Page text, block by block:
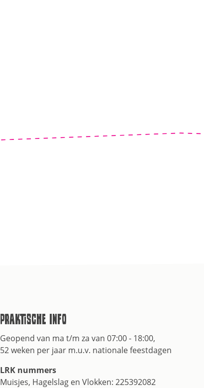
Praktische info
Geopend van ma t/m za van 07:00 - 18:00,
52 weken per jaar m.u.v. nationale feestdagen
LRK nummers
Muisjes, Hagelslag en Vlokken: 225392082